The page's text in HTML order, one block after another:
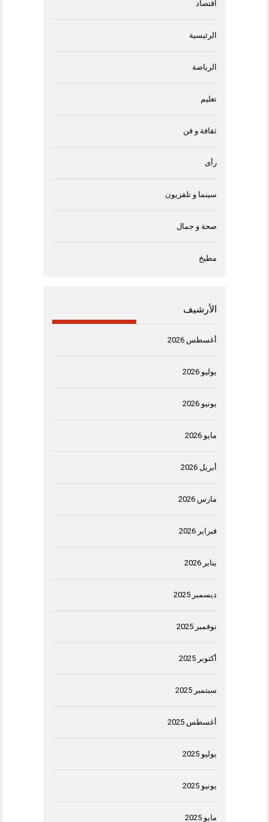
اقتصاد
الرئيسية
الرياضة
تعليم
ثقافة و فن
رأى
سينما و تلفزيون
صحة و جمال
مطبخ
الأرشيف
أغسطس 2026
يوليو 2026
يونيو 2026
مايو 2026
أبريل 2026
مارس 2026
فبراير 2026
يناير 2026
ديسمبر 2025
نوفمبر 2025
أكتوبر 2025
سبتمبر 2025
أغسطس 2025
يوليو 2025
يونيو 2025
مايو 2025